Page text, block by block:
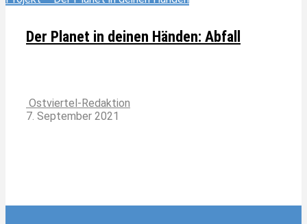
Der Planet in deinen Händen: Abfall
Ostviertel-Redaktion
7. September 2021